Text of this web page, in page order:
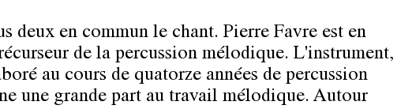
deux en commun le chant. Pierre Favre est en
de la percussion mélodique. L'instrument,
au cours de quatorze années de percussion
une grande part au travail mélodique. Autour